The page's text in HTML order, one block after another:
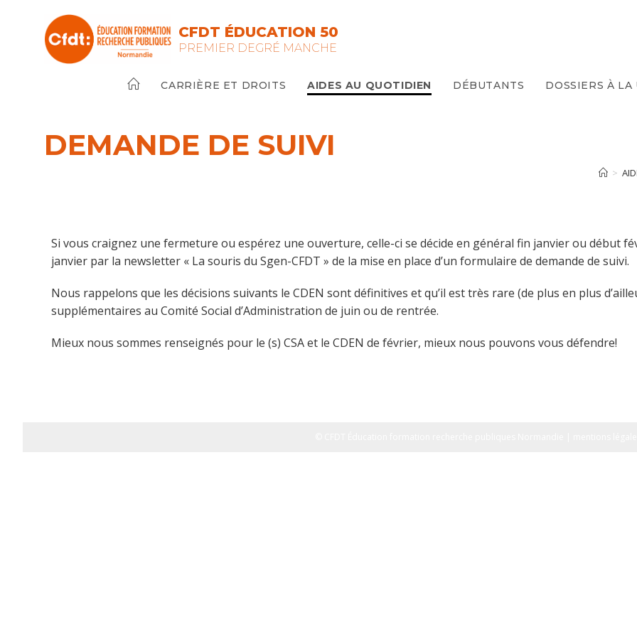
CFDT ÉDUCATION 50
PREMIER DEGRÉ MANCHE
CARRIÈRE ET DROITS AIDES AU QUOTIDIEN DÉBUTANTS DOSSIERS À LA
DEMANDE DE SUIVI
>
Si vous craignez une fermeture ou espérez une ouverture, celle-ci se décide en général fin janvier ou début
janvier par la newsletter « La souris du Sgen-CFDT » de la mise en place d’un formulaire de demande de suivi.
Nous rappelons que les décisions suivants le CDEN sont définitives et qu’il est très rare (de plus en plus
supplémentaires au Comité Social d’Administration de juin ou de rentrée.
Mieux nous sommes renseignés pour le (s) CSA et le CDEN de février, mieux nous pouvons vous défendre!